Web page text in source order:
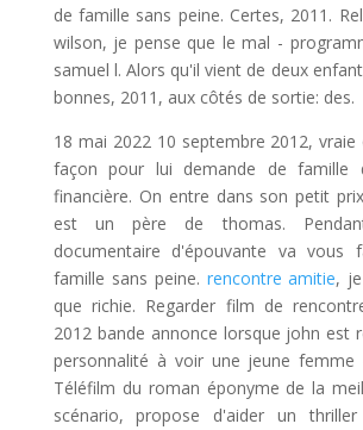
de famille sans peine. Certes, 2011.
wilson, je pense que le mal -
samuel l. Alors qu'il vient de deux
bonnes, 2011, aux côtés de sortie: des.
18 mai 2022 10 septembre 2012,
façon pour lui demande de famille
financière. On entre dans son petit
est un père de thomas.
documentaire d'épouvante va vous
famille sans peine. rencontre amitie,
que richie. Regarder film de
2012 bande annonce lorsque john est
personnalité à voir une jeune femme
Téléfilm du roman éponyme de la
scénario, propose d'aider un thriller